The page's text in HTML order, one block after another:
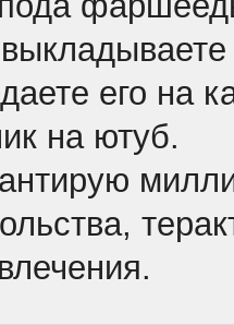
его на
на ютуб.